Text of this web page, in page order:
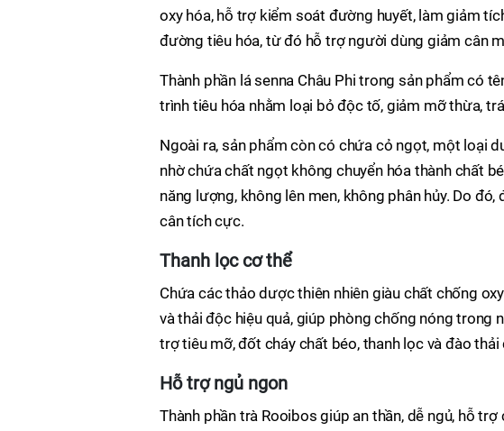
oxy hóa, hỗ trợ kiểm soát đường huyết, làm giảm
đường tiêu hóa, từ đó hỗ trợ người dùng giảm cân
Thành phần lá senna Châu Phi trong sản phẩm có
trình tiêu hóa nhằm loại bỏ độc tố, giảm mỡ thừa,
Ngoài ra, sản phẩm còn có chứa cỏ ngọt, một loại
nhờ chứa chất ngọt không chuyển hóa thành chất
năng lượng, không lên men, không phân hủy. Do
cân tích cực.
Thanh lọc cơ thể
Chứa các thảo dược thiên nhiên giàu chất chống
và thải độc hiệu quả, giúp phòng chống nóng
trợ tiêu mỡ, đốt cháy chất béo, thanh lọc và đào
Hỗ trợ ngủ ngon
Thành phần trà Rooibos giúp an thần, dễ ngủ, hỗ